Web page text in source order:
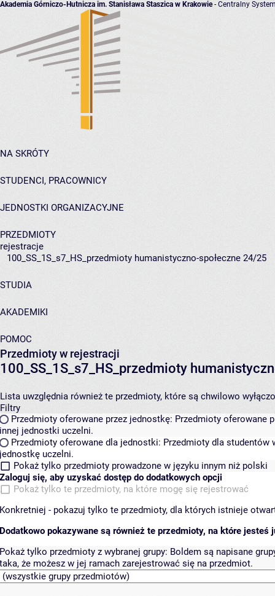
Akademia Górniczo-Hutnicza im. Stanisława Staszica w Krakowie- Centralny
NA SKRÓTY
STUDENCI, PRACOWNICY
JEDNOSTKI ORGANIZACYJNE
PRZEDMIOTY
rejestracje
100_SS_1S_s7_HS_przedmioty humanistyczno-społeczne 24/25
STUDIA
AKADEMIKI
POMOC
Przedmioty w rejestracji
100_SS_1S_s7_HS_przedmioty
Lista uwzględnia również te przedmioty, które są chwilowo
Filtry
Przedmioty oferowane przez jednostkę: Przedmioty oferowane
innej jednostki uczelni.
Przedmioty oferowane dla jednostki: Przedmioty dla studentów
jednostkę uczelni.
Pokaż tylko przedmioty prowadzone w języku innym niż polski
Zaloguj się, aby uzyskać dostęp do dodatkowych opcji
Pokaż tylko te przedmioty, na które mogę się rejestrować
Konkretniej - pokazuj tylko te przedmioty, dla których istnieje
Dodatkowo pokazywane są również te przedmioty, na które jesteś
Pokaż tylko przedmioty z wybranej grupy: Boldem są napisane
taka, że możesz w jej ramach zarejestrować się na przedmiot.